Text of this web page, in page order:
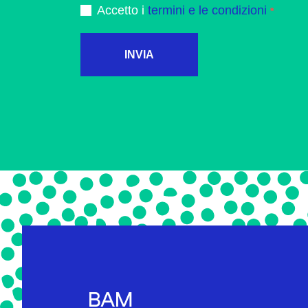
Accetto i termini e le condizioni
INVIA
BAM